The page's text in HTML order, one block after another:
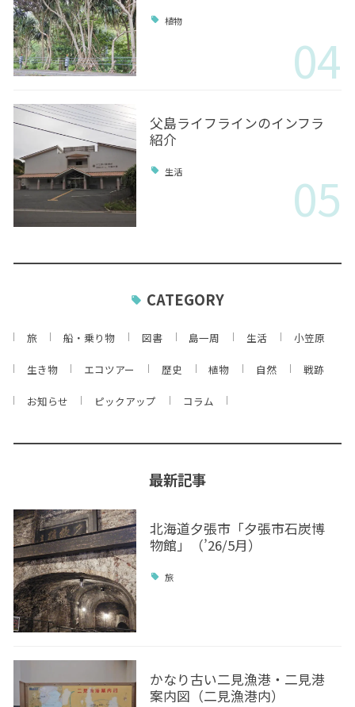
植物
04
父島ライフラインのインフラ
紹介
生活 05
CATEGORY
旅 船・乗り物 図書 島一周 生活 小笠原
生き物 エコツアー 歴史 植物 自然 戦跡
お知らせ ピックアップ コラム
最新記事
北海道夕張市「夕張市石炭博
物館」（’26/5月）
旅
かなり古い二見漁港・二見港
案内図（二見漁港内）